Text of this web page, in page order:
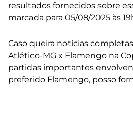
resultados fornecidos sobre
marcada para 05/08/2025 às
Caso queira notícias
Atlético-MG x Flamengo na
partidas importantes
preferido Flamengo, posso